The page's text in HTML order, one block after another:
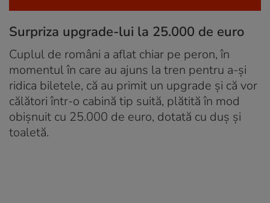
Surpriza upgrade-lui la 25.000 de euro
Cuplul de români a aflat chiar pe peron, în
momentul în care au ajuns la tren pentru a-și
ridica biletele, că au primit un upgrade și că vor
călători într-o cabină tip suită, plătită în mod
obișnuit cu 25.000 de euro, dotată cu duș și
toaletă.